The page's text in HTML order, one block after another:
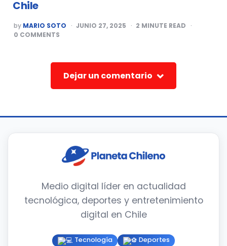
Chile
POSTED
BY
by MARIO SOTO JUNIO 27, 2025 2 MINUTE READ
0 COMMENTS
Dejar un comentario
Medio digital líder en actualidad
tecnológica, deportes y entretenimiento
digital en Chile
Tecnología
Deportes